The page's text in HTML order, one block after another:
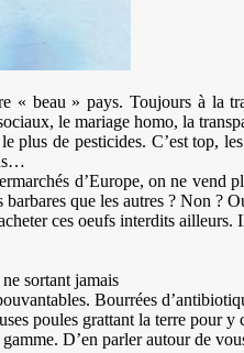
« beau » pays. Toujours à
le mariage homo, la
plus de pesticides. C’est top,
d’Europe, on ne vend
que les autres ? Non ?
ces oeufs interdits
sortant jamais
Bourrées
poules grattant la terre pour
D’en parler autour de